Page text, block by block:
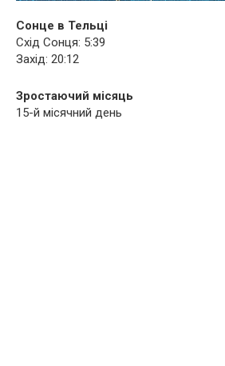
Сонце в Тельці
Схід Сонця: 5:39
Захід: 20:12
Зростаючий місяць
15-й місячний день